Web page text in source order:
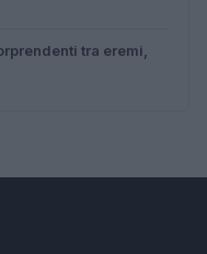
tra eremi,